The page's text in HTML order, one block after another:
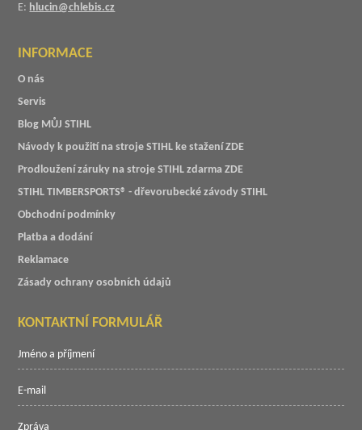
E: hlucin@chlebis.cz
INFORMACE
O nás
Servis
Blog MŮJ STIHL
Návody k použití na stroje STIHL ke stažení ZDE
Prodloužení záruky na stroje STIHL zdarma ZDE
STIHL TIMBERSPORTS® - dřevorubecké závody STIHL
Obchodní podmínky
Platba a dodání
Reklamace
Zásady ochrany osobních údajů
KONTAKTNÍ FORMULÁŘ